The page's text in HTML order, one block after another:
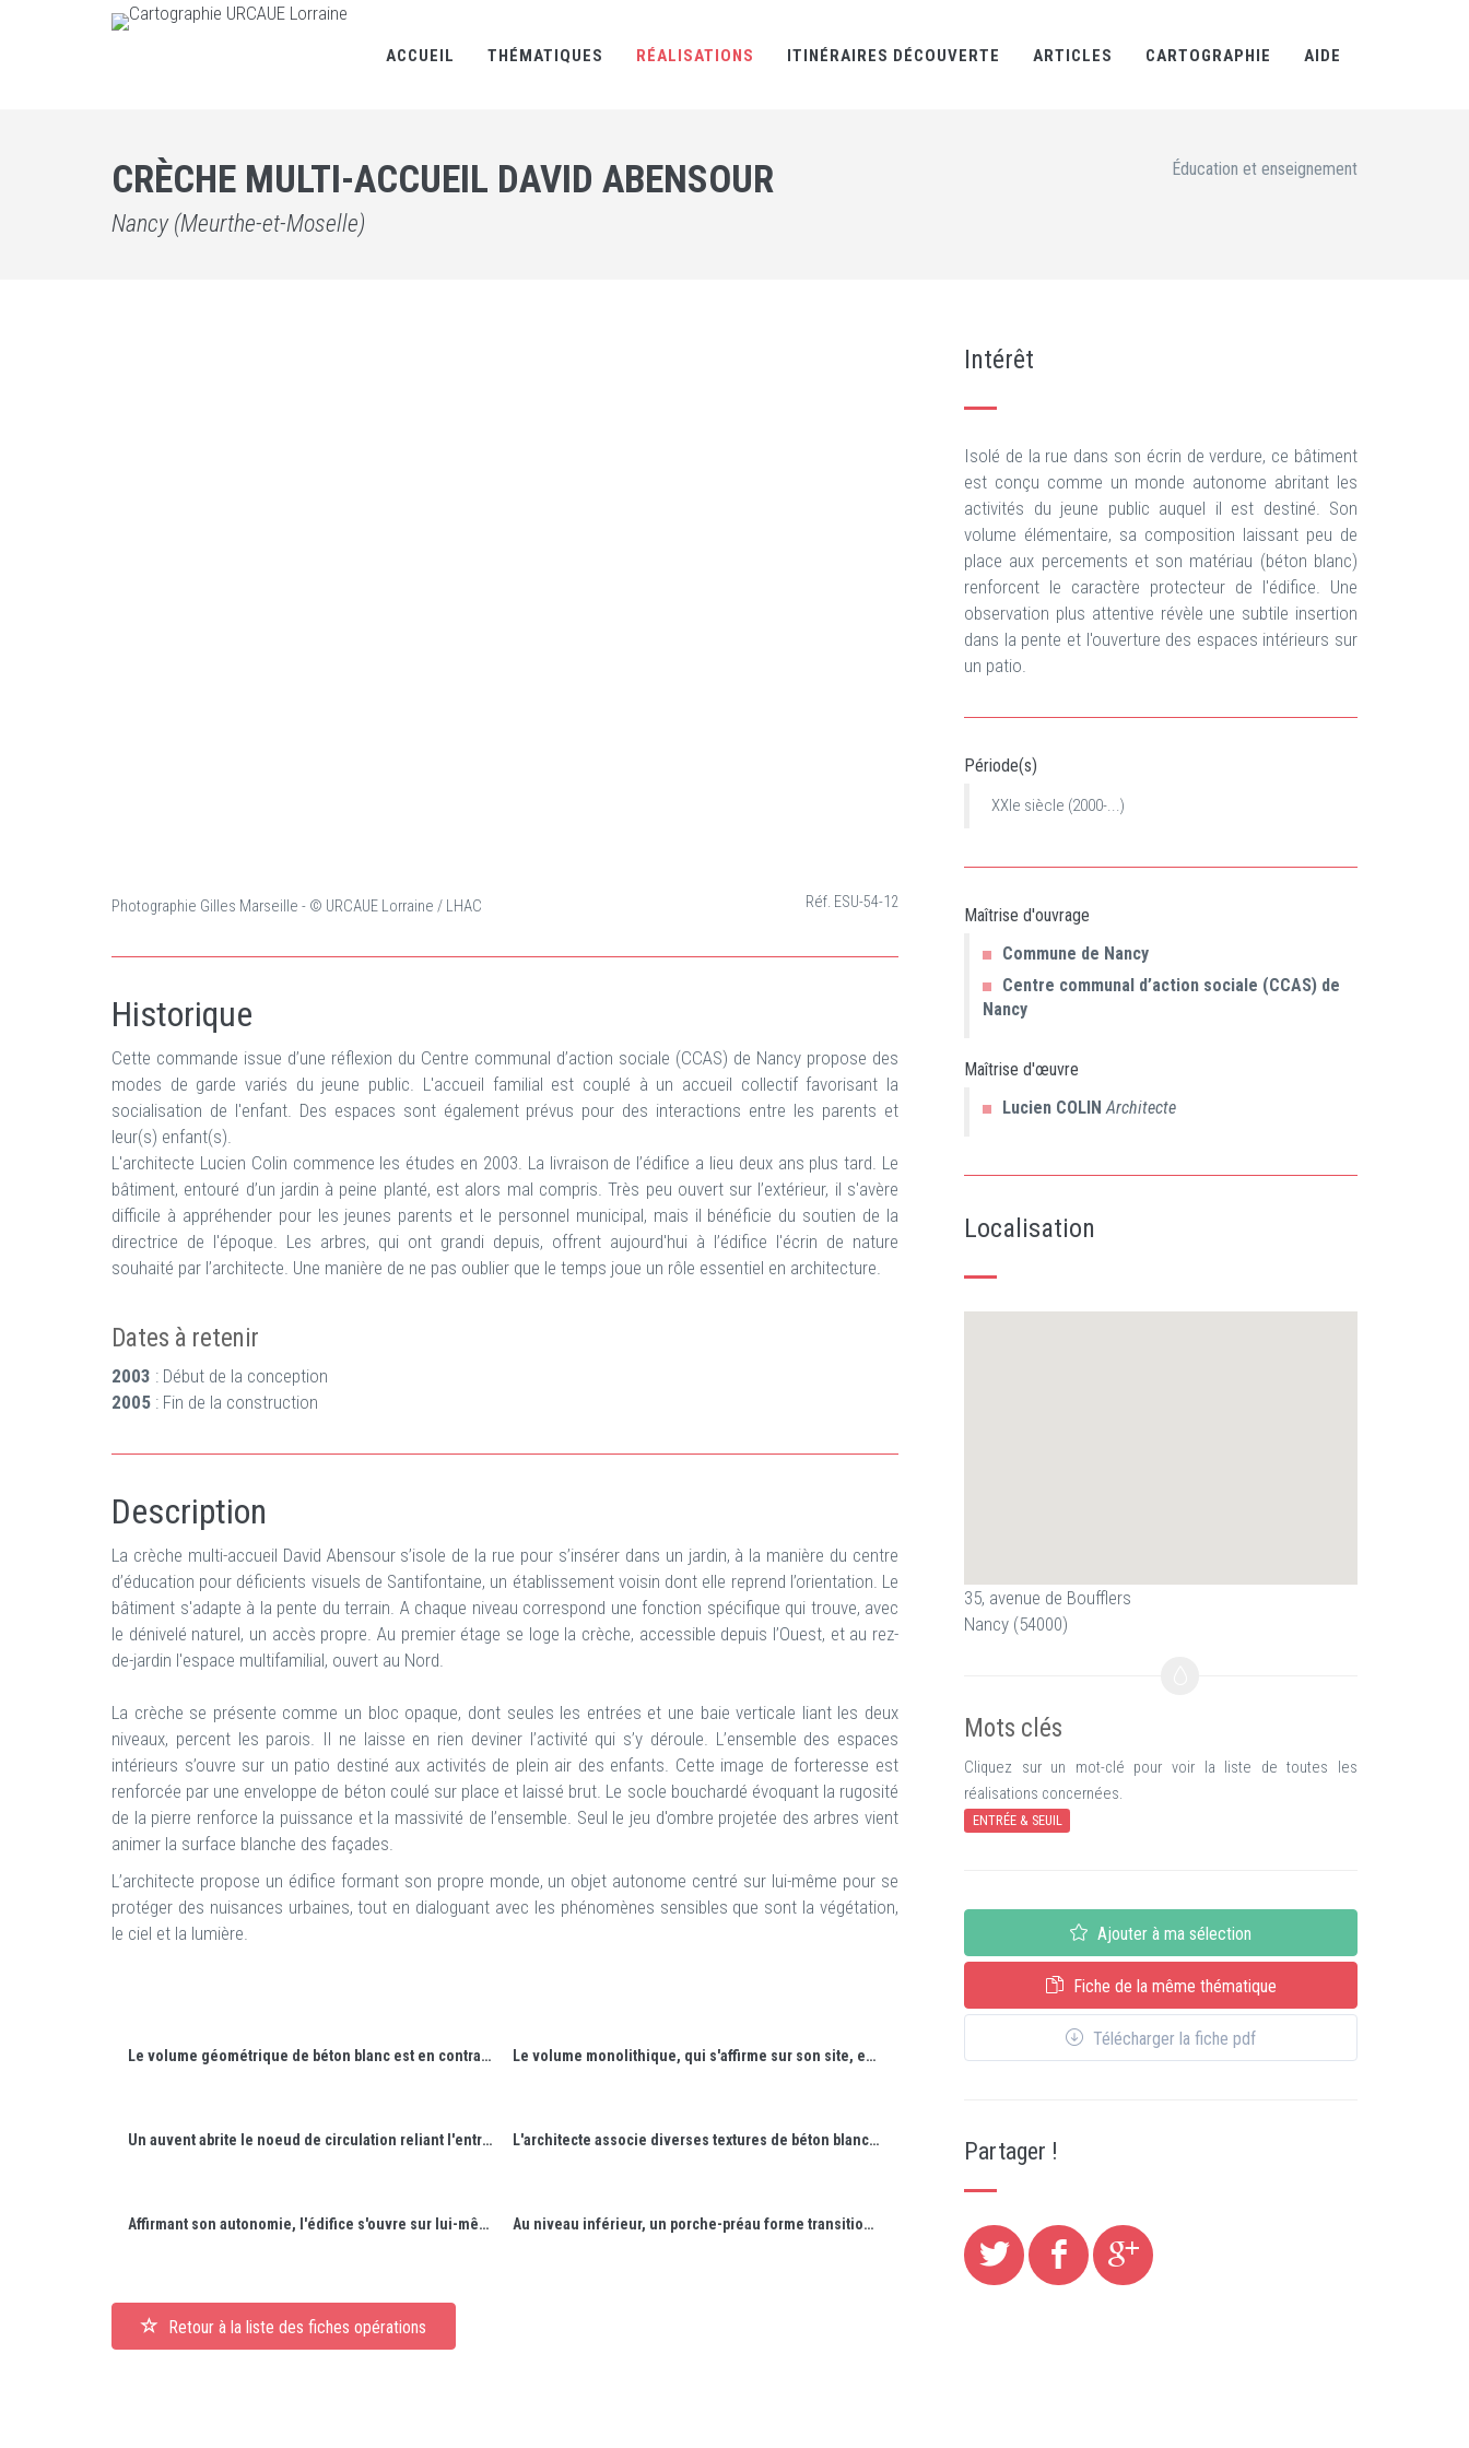
ACCUEIL THÉMATIQUES RÉALISATIONS ITINÉRAIRES DÉCOUVERTE ARTICLES CARTOGRAPHIE AIDE
CRÈCHE MULTI-ACCUEIL DAVID ABENSOUR
Nancy (Meurthe-et-Moselle)
Éducation et enseignement
Photographie Gilles Marseille - © URCAUE Lorraine / LHAC Réf. ESU-54-12
Historique
Cette commande issue d’une réflexion du Centre communal d’action sociale (CCAS) de Nancy propose des
modes de garde variés du jeune public. L'accueil familial est couplé à un accueil collectif favorisant la
socialisation de l'enfant. Des espaces sont également prévus pour des interactions entre les parents et
leur(s) enfant(s).
L'architecte Lucien Colin commence les études en 2003. La livraison de l’édifice a lieu deux ans plus tard. Le
bâtiment, entouré d’un jardin à peine planté, est alors mal compris. Très peu ouvert sur l’extérieur, il s'avère
difficile à appréhender pour les jeunes parents et le personnel municipal, mais il bénéficie du soutien de la
directrice de l'époque. Les arbres, qui ont grandi depuis, offrent aujourd'hui à l’édifice l'écrin de nature
souhaité par l’architecte. Une manière de ne pas oublier que le temps joue un rôle essentiel en architecture.
Dates à retenir
2003 : Début de la conception
2005 : Fin de la construction
Description
La crèche multi-accueil David Abensour s’isole de la rue pour s’insérer dans un jardin, à la manière du centre
d’éducation pour déficients visuels de Santifontaine, un établissement voisin dont elle reprend l’orientation. Le
bâtiment s'adapte à la pente du terrain. A chaque niveau correspond une fonction spécifique qui trouve, avec
le dénivelé naturel, un accès propre. Au premier étage se loge la crèche, accessible depuis l’Ouest, et au rez-
de-jardin l'espace multifamilial, ouvert au Nord.
La crèche se présente comme un bloc opaque, dont seules les entrées et une baie verticale liant les deux
niveaux, percent les parois. Il ne laisse en rien deviner l’activité qui s’y déroule. L’ensemble des espaces
intérieurs s’ouvre sur un patio destiné aux activités de plein air des enfants. Cette image de forteresse est
renforcée par une enveloppe de béton coulé sur place et laissé brut. Le socle bouchardé évoquant la rugosité
de la pierre renforce la puissance et la massivité de l’ensemble. Seul le jeu d'ombre projetée des arbres vient
animer la surface blanche des façades.
L’architecte propose un édifice formant son propre monde, un objet autonome centré sur lui-même pour se
protéger des nuisances urbaines, tout en dialoguant avec les phénomènes sensibles que sont la végétation,
le ciel et la lumière.
Le volume géométrique de béton blanc est en contraste avec l'espace vert qui l'entoure. Le volume monolithique, qui s'affirme sur son site, est ponctuellement évidé pour signifier son épaisseur.
Un auvent abrite le noeud de circulation reliant l'entrée principale de plain-pied et un escalier menant vers le niveau de soubassement. L'architecte associe diverses textures de béton blanc. Les menuiseries de bois apportent leur couleur chaude.
Affirmant son autonomie, l'édifice s'ouvre sur lui-même par des cours et toits-terrasses. Au niveau inférieur, un porche-préau forme transition entre intérieur et extérieur.
Retour à la liste des fiches opérations
Intérêt
Isolé de la rue dans son écrin de verdure, ce bâtiment
est conçu comme un monde autonome abritant les
activités du jeune public auquel il est destiné. Son
volume élémentaire, sa composition laissant peu de
place aux percements et son matériau (béton blanc)
renforcent le caractère protecteur de l'édifice. Une
observation plus attentive révèle une subtile insertion
dans la pente et l'ouverture des espaces intérieurs sur
un patio.
Période(s)
XXIe siècle (2000-...)
Maîtrise d'ouvrage
Commune de Nancy
Centre communal d’action sociale (CCAS) de
Nancy
Maîtrise d'œuvre
Lucien COLIN Architecte
Localisation
35, avenue de Boufflers
Nancy (54000)
Mots clés
Cliquez sur un mot-clé pour voir la liste de toutes les
réalisations concernées.
ENTRÉE & SEUIL
Ajouter à ma sélection
Fiche de la même thématique
Télécharger la fiche pdf
Partager !